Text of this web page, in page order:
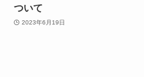
ついて
2023年6月19日